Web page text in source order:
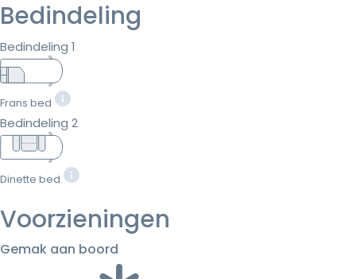
Bedindeling
Bedindeling 1
Frans bed
Bedindeling 2
Dinette bed
Voorzieningen
Gemak aan boord